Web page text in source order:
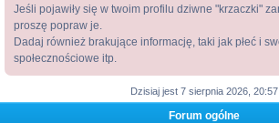
Jeśli pojawiły się w twoim profilu dziwne "krzaczki"
proszę popraw je.
Dadaj również brakujące informację, taki jak płeć i
społecznościowe itp.
Dzisiaj jest 7 sierpnia 2026, 20:57
Forum ogólne